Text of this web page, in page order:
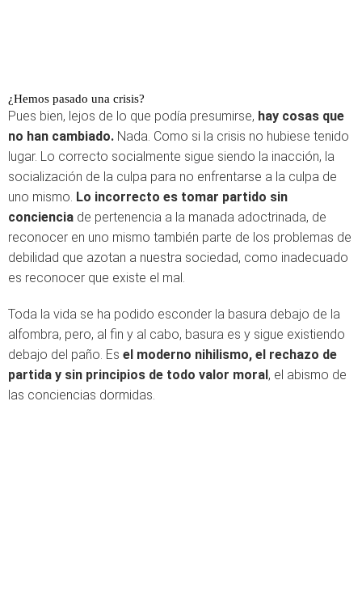
¿Hemos pasado una crisis?
Pues bien, lejos de lo que podía presumirse, hay cosas que
no han cambiado. Nada. Como si la crisis no hubiese tenido
lugar. Lo correcto socialmente sigue siendo la inacción, la
socialización de la culpa para no enfrentarse a la culpa de
uno mismo. Lo incorrecto es tomar partido sin
conciencia de pertenencia a la manada adoctrinada, de
reconocer en uno mismo también parte de los problemas de
debilidad que azotan a nuestra sociedad, como inadecuado
es reconocer que existe el mal.
Toda la vida se ha podido esconder la basura debajo de la
alfombra, pero, al fin y al cabo, basura es y sigue existiendo
debajo del paño. Es el moderno nihilismo, el rechazo de
partida y sin principios de todo valor moral, el abismo de
las conciencias dormidas.